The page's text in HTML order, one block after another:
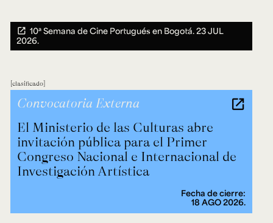
10ª Semana de Cine Portugués en Bogotá.23 JUL
2026.
clasificado
El Ministerio de las Culturas abre
invitación pública para el Primer
Congreso Nacional e Internacional de
Investigación Artística
Convocatoria Externa
Fecha de cierre:
18 AGO 2026.